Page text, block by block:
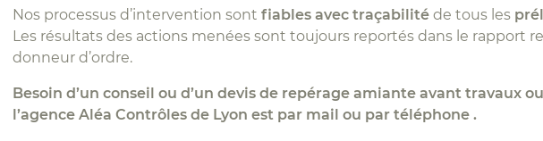
Nos processus d’intervention sont fiables avec traçabilité de tous les
Les résultats des actions menées sont toujours reportés dans le rapport
donneur d’ordre.
Besoin d’un conseil ou d’un devis de repérage amiante avant travaux
l’agence Aléa Contrôles de Lyon est par mail ou par téléphone .